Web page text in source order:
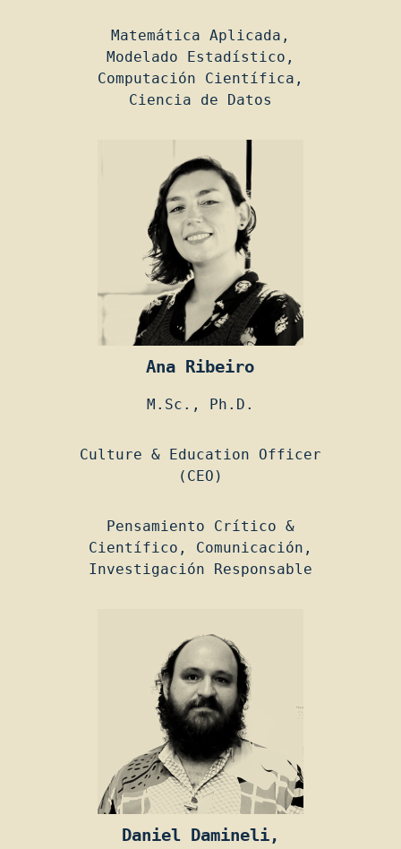
Matemática Aplicada,
Modelado Estadístico,
Computación Científica,
Ciencia de Datos
Ana Ribeiro
M.Sc., Ph.D.
Culture & Education Officer
(CEO)
Pensamiento Crítico &
Científico, Comunicación,
Investigación Responsable
Daniel Damineli,